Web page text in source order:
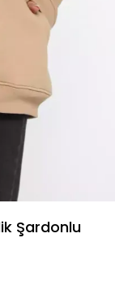
Şardonlu